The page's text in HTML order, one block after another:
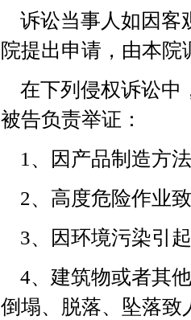
诉讼当事人如因客
院提出申请，由本院
在下列侵权诉讼中
被告负责举证：
1 、因产品制造方
2、高度危险作业
3、因环境污染引
4、建筑物或者其
倒塌、脱落、坠落致